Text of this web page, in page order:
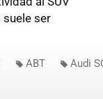
ser
ABT Audi